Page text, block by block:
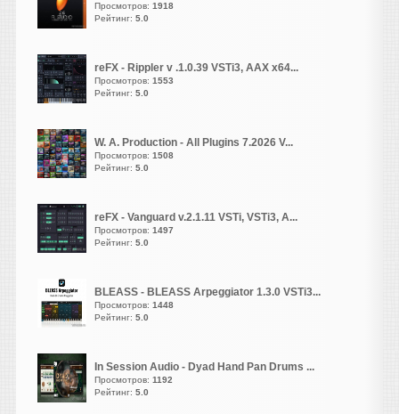
Rocker
написал 08.08.2026 в
На другом ресурсе уже есть
нормальная версия.
Heavy
Жирненький! Они, кстати,
веб версию
запилили https://muscriptor.kyutai.org/
vangog171
написал 07.08.2026 в17:38
Удалил свое. Полная
Heavy
написал 07.08.2026 в
Похоже, не работает кряк,
недолом. Проверил на двух
машинах и разными
способами, по прежнему
Просмотров: 1918
Рейтинг: 5.0
reFX - Rippler v .1.0.39 VSTi3, AAX x64...
Просмотров: 1553
Рейтинг: 5.0
W. A. Production - All Plugins 7.2026 V...
Просмотров: 1508
Рейтинг: 5.0
reFX - Vanguard v.2.1.11 VSTi, VSTi3, A...
Просмотров: 1497
Рейтинг: 5.0
BLEASS - BLEASS Arpeggiator 1.3.0 VSTi3...
Просмотров: 1448
Рейтинг: 5.0
In Session Audio - Dyad Hand Pan Drums ...
Просмотров: 1192
Рейтинг: 5.0